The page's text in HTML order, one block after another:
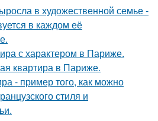
в художественной семье -
в каждом её
с характером в Париже.
квартира в Париже.
- пример того, как можно
стиля и